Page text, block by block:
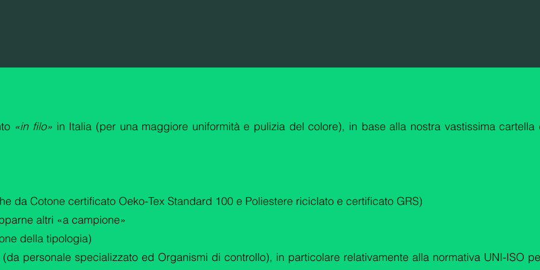
«in filo»in Italia (per una maggiore uniformità e pulizia del colore), in base alla nostra vastissima
da Cotone certificato Oeko-Tex Standard 100 e Poliestere riciclato e certificato GRS)
altri «a campione»
della tipologia)
personale specializzato ed Organismi di controllo), in particolare relativamente alla normativa UNI-ISO